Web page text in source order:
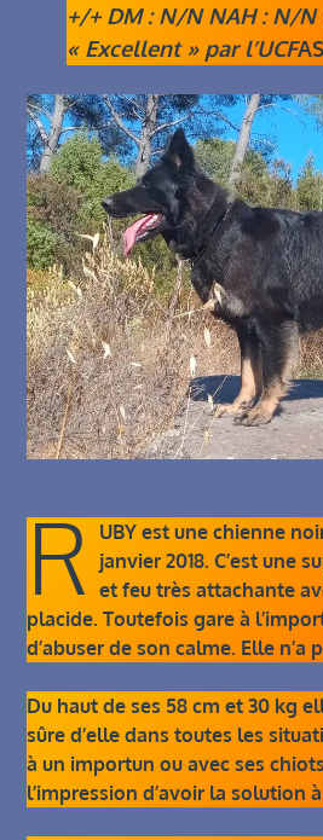
+/+ DM : N/N NAH : N/N
« Excellent » par l’UCFAS
R UBY est une chienne
janvier 2018. C’est une
et feu très attachante
placide. Toutefois gare à
d’abuser de son calme. Elle n’a
Du haut de ses 58 cm et 30 kg
sûre d’elle dans toutes les
à un importun ou avec ses
l’impression d’avoir la solution